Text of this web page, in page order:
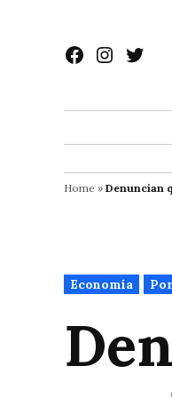
contenido
Facebook
Instagram
Home » Denuncian
Publicado
en
Economía